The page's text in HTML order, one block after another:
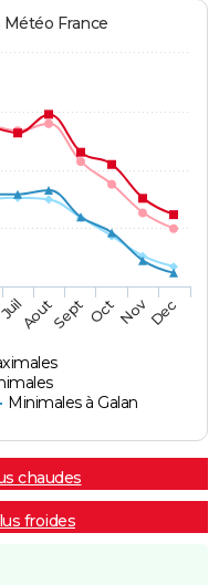
France
Minimales à Galan
JuilAoutSept OctNovDec
chaudes
froides